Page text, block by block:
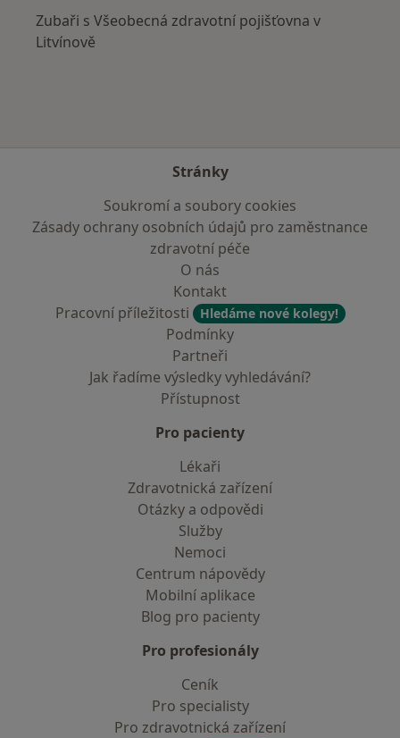
Zubaři s Všeobecná zdravotní pojišťovna v
Litvínově
Stránky
Soukromí a soubory cookies
Zásady ochrany osobních údajů pro zaměstnance
zdravotní péče
O nás
Kontakt
Pracovní příležitosti
Hledáme nové kolegy!
Podmínky
Partneři
Jak řadíme výsledky vyhledávání?
Přístupnost
Pro pacienty
Lékaři
Zdravotnická zařízení
Otázky a odpovědi
Služby
Nemoci
Centrum nápovědy
Mobilní aplikace
Blog pro pacienty
Pro profesionály
Ceník
Pro specialisty
Pro zdravotnická zařízení